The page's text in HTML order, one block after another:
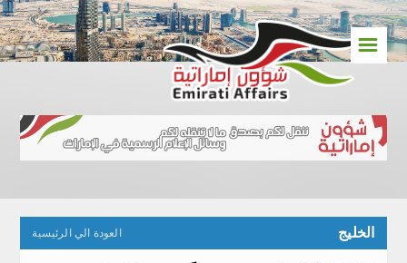
☰
العودة الي الرئيسية الخليج